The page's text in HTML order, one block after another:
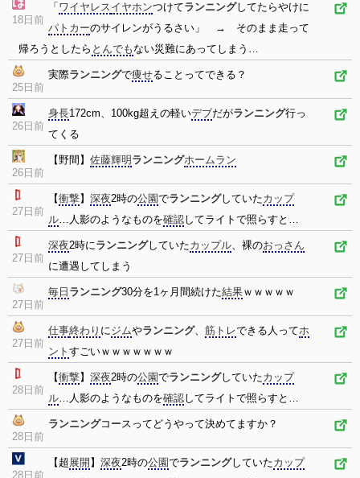
18日前
「 ワイヤレスイヤホンつけてランニングしてたらやけに
パトカーのサイレンがうるさい」 → そのまま走って
帰ろうとしたら とんでもない災難にあってしまう…
25日前
実際ランニングで痩せることってできる？
26日前
身長172cm、100kg超えの軽いデブだがランニング行っ
てくる
26日前
【野間】 佐藤輝明 ランニングホームラン
27日前
【衝撃】 深夜2時の公園でランニングしていたカップ
ル…人影のようなものを確認してライトで照らすと…
27日前
深夜2時にランニングしていたカップル、裸のおっさん
に遭遇してしまう
27日前
毎日 ランニング30分を1ヶ月間続けた結果ｗｗｗｗｗ
27日前
仕事終わり にジムやランニング、 筋トレできる人ってホ
ント すごいｗｗｗｗｗｗｗ
28日前
【衝撃】 深夜2時の公園でランニングしていたカップ
ル…人影のようなものを確認してライトで照らすと…
28日前
ランニングコースってどうやって決めてますか？
28日前
【超展開 】 深夜2時の公園でランニングしていたカップ